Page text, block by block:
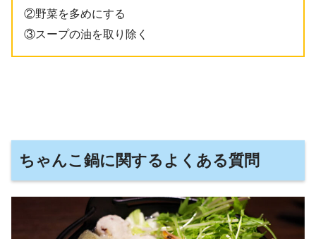
②野菜を多めにする
③スープの油を取り除く
ちゃんこ鍋に関するよくある質問